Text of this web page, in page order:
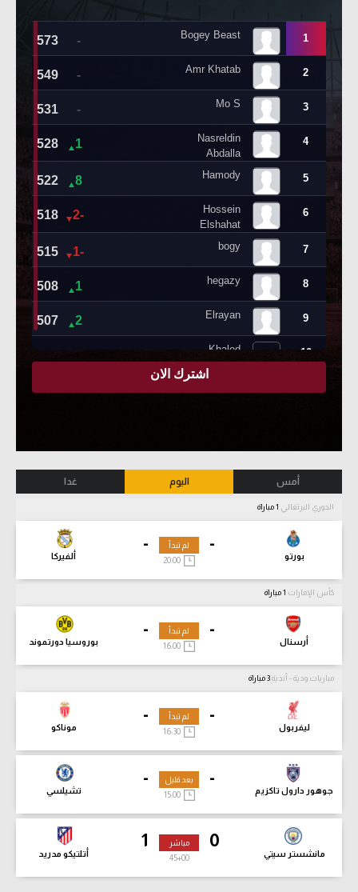
أمس اليوم غدا
الدوري البرتغالي
-
بورتو
-
ألفيركا
لم تبدأ
كأس الإمارات
-
أرسنال
-
بوروسيا دورتموند
لم تبدأ
مباريات ودية - أندية
-
ليفربول
-
موناكو
لم تبدأ
-
جوهور دارول تاكزيم
-
تشيلسي
بعد قليل
15:00
0
مانشستر سيتي
1
أتلتيكو مدريد
مباشر
45+00